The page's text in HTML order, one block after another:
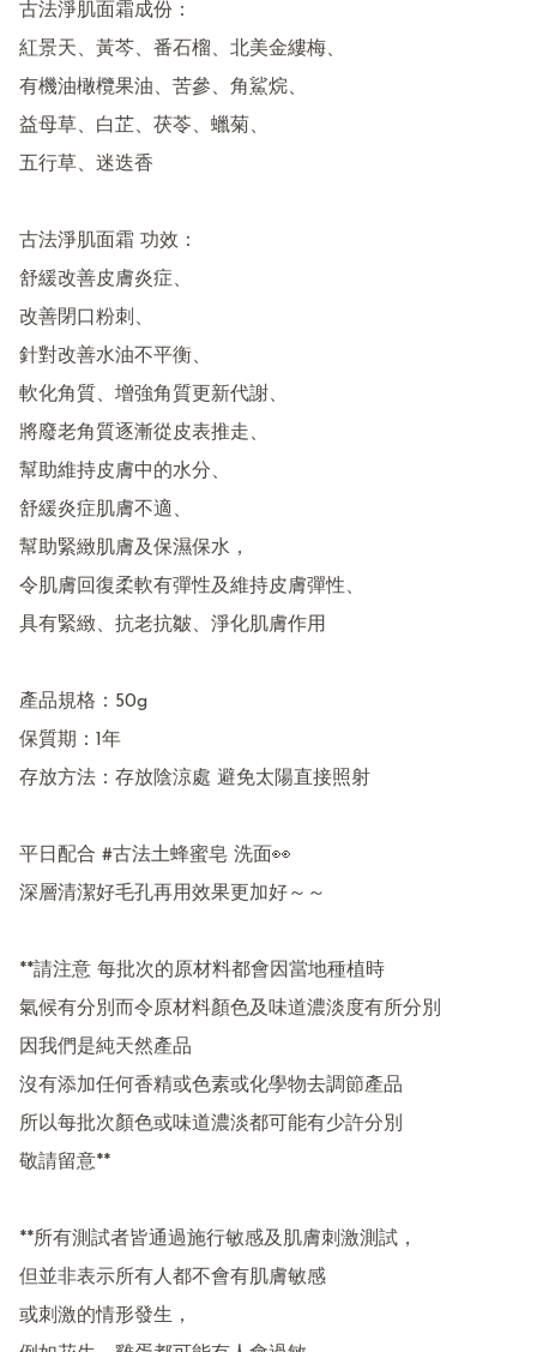
古法淨肌面霜成份：
紅景天、黃芩、番石榴、北美金縷梅、
有機油橄欖果油、苦參、角鯊烷、
益母草、白芷、茯苓、蠟菊、
五行草、迷迭香
古法淨肌面霜 功效：
舒緩改善皮膚炎症、
改善閉口粉刺、
針對改善水油不平衡、
軟化角質、增強角質更新代謝、
將廢老角質逐漸從皮表推走、
幫助維持皮膚中的水分、
舒緩炎症肌膚不適、
幫助緊緻肌膚及保濕保水，
令肌膚回復柔軟有彈性及維持皮膚彈性、
具有緊緻、抗老抗皺、淨化肌膚作用
產品規格：50g
保質期：1年
存放方法：存放陰涼處 避免太陽直接照射
平日配合 #古法土蜂蜜皂 洗面👀
深層清潔好毛孔再用效果更加好～～
**請注意 每批次的原材料都會因當地種植時
氣候有分別而令原材料顏色及味道濃淡度有所分別
因我們是純天然產品
沒有添加任何香精或色素或化學物去調節產品
所以每批次顏色或味道濃淡都可能有少許分別
敬請留意**
**所有測試者皆通過施行敏感及肌膚刺激測試，
但並非表示所有人都不會有肌膚敏感
或刺激的情形發生，